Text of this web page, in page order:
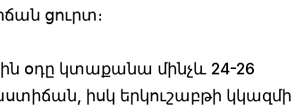
ցուրտ։
օդը կտաքանա մինչև 24-26
իսկ երկուշաբթի կկազմի